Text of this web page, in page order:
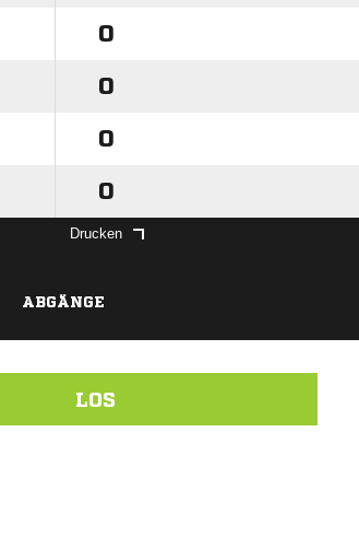
0
0
0
0
Drucken
ABGÄNGE
LOS